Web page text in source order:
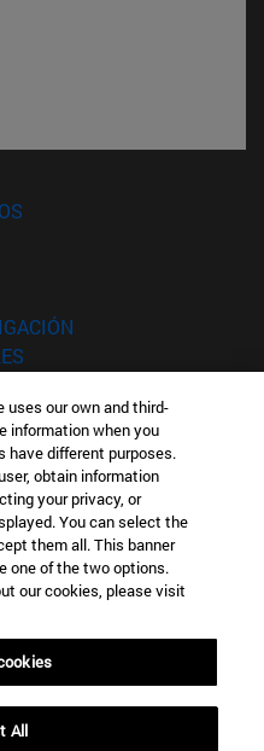
en nueva ventana)
our own and third-
information when you
have different purposes.
obtain information
your privacy, or
You can select the
them all. This banner
one of the two options.
our cookies, please visit
All